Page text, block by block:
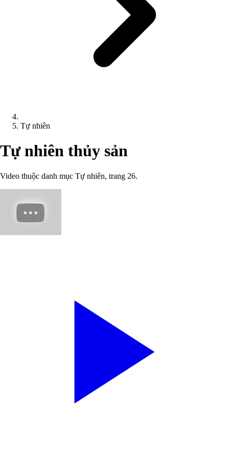
Tự nhiên
Tự nhiên thủy sản
Video thuộc danh mục Tự nhiên, trang 26.